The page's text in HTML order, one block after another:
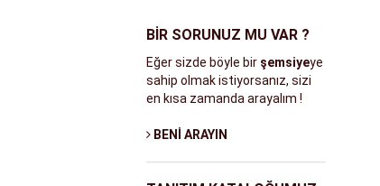
BİR SORUNUZ MU VAR ?
Eğer sizde böyle bir şemsiyeye
sahip olmak istiyorsanız, sizi
en kısa zamanda arayalım !
BENİ ARAYIN